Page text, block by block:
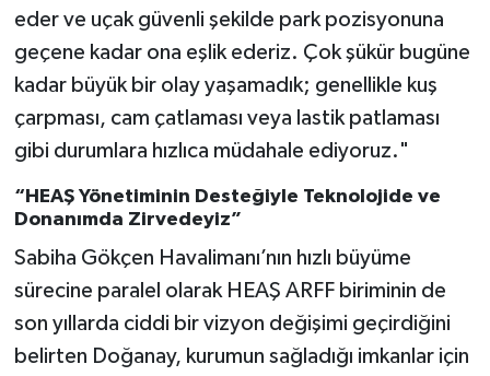
eder ve uçak güvenli şekilde park pozisyonuna
geçene kadar ona eşlik ederiz. Çok şükür bugüne
kadar büyük bir olay yaşamadık; genellikle kuş
çarpması, cam çatlaması veya lastik patlaması
gibi durumlara hızlıca müdahale ediyoruz."
“HEAŞ Yönetiminin Desteğiyle Teknolojide ve
Donanımda Zirvedeyiz”
Sabiha Gökçen Havalimanı’nın hızlı büyüme
sürecine paralel olarak HEAŞ ARFF biriminin de
son yıllarda ciddi bir vizyon değişimi geçirdiğini
belirten Doğanay, kurumun sağladığı imkanlar için